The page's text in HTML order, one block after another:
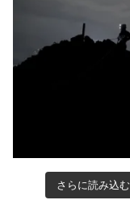
さらに読み込む